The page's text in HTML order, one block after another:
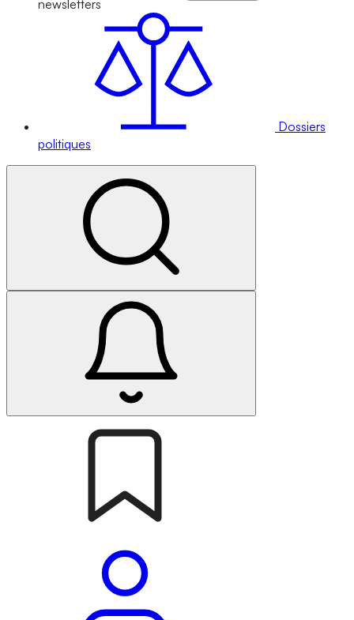
newsletters
Dossiers
politiques